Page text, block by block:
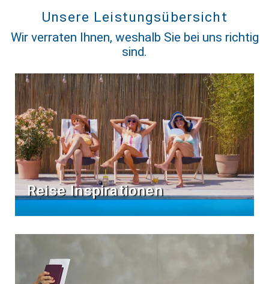
Unsere Leistungsübersicht
Wir verraten Ihnen, weshalb Sie bei uns richtig
sind.
Reise Inspirationen